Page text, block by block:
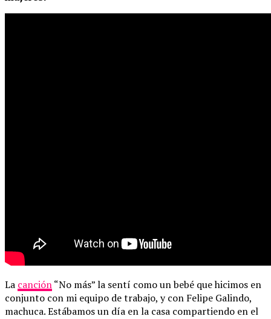
La canción“No más” la sentí como un bebé que hicimos en
conjunto con mi equipo de trabajo, y con Felipe Galindo,
machuca. Estábamos un día en la casa compartiendo en el